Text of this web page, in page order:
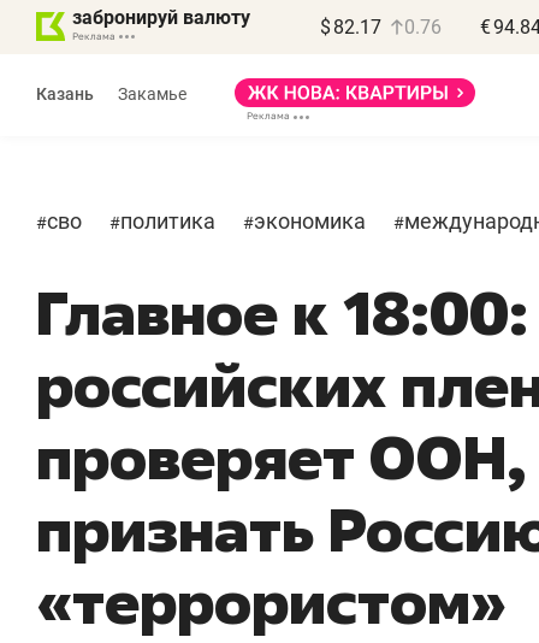
забронируй валюту $ 82.17 0.76 €
Казань Закамье
#сво #политика #экономика #
Главное к
российских
проверяет
признать
«террористом»